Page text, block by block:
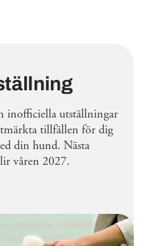
inofficiella utställningar
tillfällen för dig
din hund. Nästa
våren 2027.